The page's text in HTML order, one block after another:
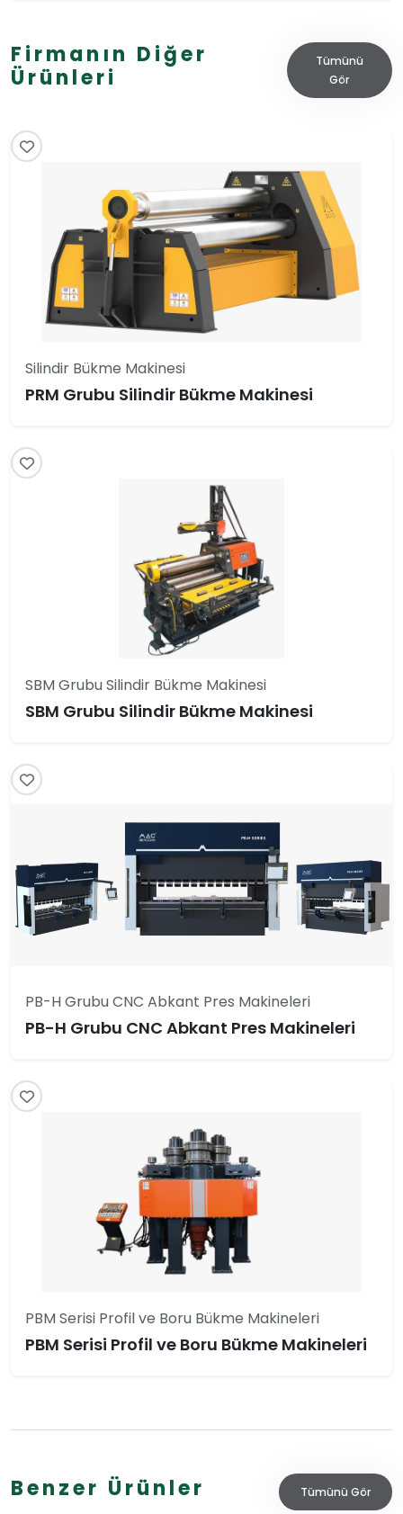
Firmanın Diğer
Ürünleri
Tümünü
Gör
Silindir Bükme Makinesi
PRM Grubu Silindir Bükme Makinesi
SBM Grubu Silindir Bükme Makinesi
SBM Grubu Silindir Bükme Makinesi
PB-H Grubu CNC Abkant Pres Makineleri
PB-H Grubu CNC Abkant Pres Makineleri
PBM Serisi Profil ve Boru Bükme Makineleri
PBM Serisi Profil ve Boru Bükme Makineleri
Benzer Ürünler Tümünü Gör